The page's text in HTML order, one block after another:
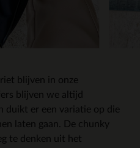
blijven in onze
blijven we altijd
duikt er een variatie op die
laten gaan. De chunky
te denken uit het